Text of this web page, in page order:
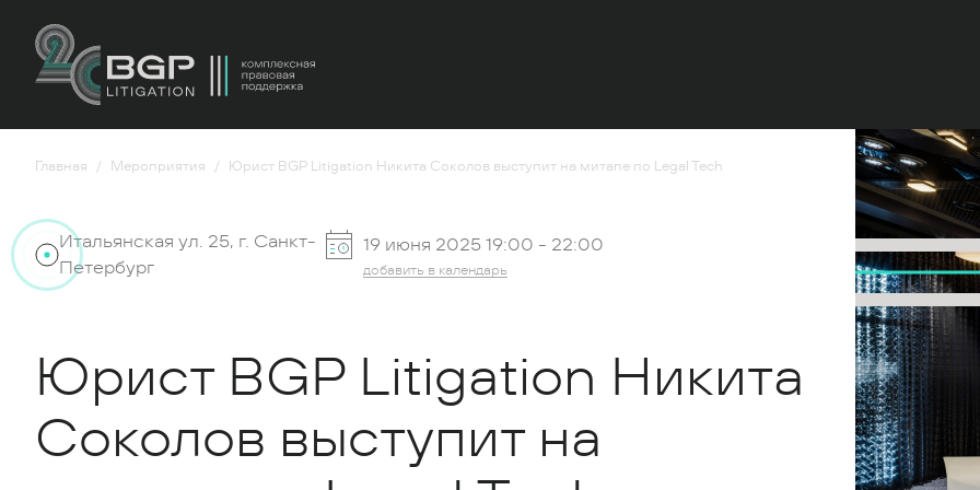
Главная Мероприятия Юрист BGP Litigation Никита Соколов выступит на митапе по Legal Tech
Итальянская ул. 25, г. Санкт-
Петербург
19 июня 2025 19:00 - 22:00
добавить в календарь
Юрист BGP Litigation Никита
Соколов выступит на